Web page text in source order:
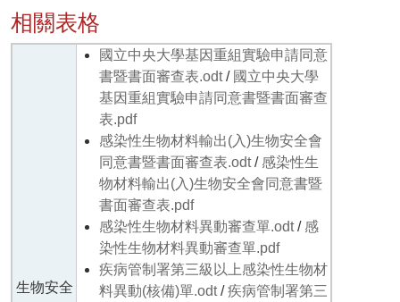
相關表格
生物安全
國立中央大學基因重組實驗申請同意
書暨書面審查表.odt/ 國立中央大學
基因重組實驗申請同意書暨書面審查
表.pdf
感染性生物材料輸出(入)生物安全會
同意書暨書面審查表.odt/ 感染性生
物材料輸出(入)生物安全會同意書暨
書面審查表.pdf
感染性生物材料異動審查單.odt/ 感
染性生物材料異動審查單.pdf
疾病管制署第三級以上感染性生物材
料異動(核備)單.odt/疾病管制署第三